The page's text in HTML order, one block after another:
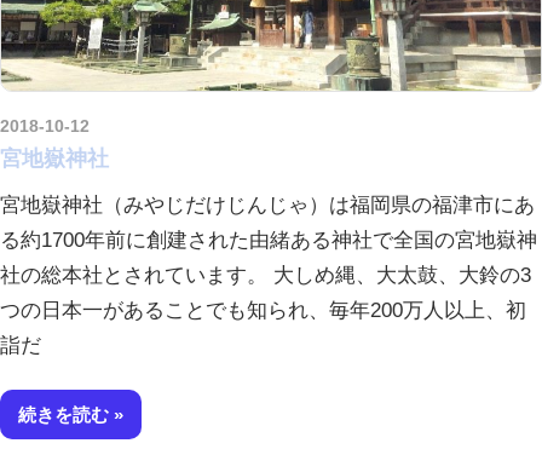
2018-10-12
宮地嶽神社
宮地嶽神社（みやじだけじんじゃ）は福岡県の福津市にあ
る約1700年前に創建された由緒ある神社で全国の宮地嶽神
社の総本社とされています。 大しめ縄、大太鼓、大鈴の3
つの日本一があることでも知られ、毎年200万人以上、初
詣だ
続きを読む